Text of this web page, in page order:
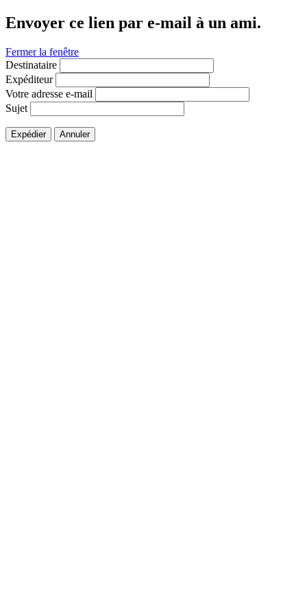
Envoyer ce lien par e-mail à un ami.
Fermer la fenêtre
Destinataire
Expéditeur
Votre adresse e-mail
Sujet
Expédier Annuler